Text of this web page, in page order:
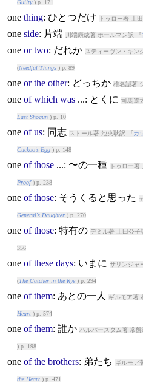
Guilty) p. 171
one thing: ひとつだけ トゥロー著 上
one side: 片端 川端康成著 ホールマン訳 『
one or two: だれか スティーヴン・キン
(Needful Things) p. 89
one or the other: どっちか 椎名誠著
one of which was...: とくに 司馬遼
Last Shogun) p. 10
one of us: 同志 ストール著 池央耿訳 『カ
Cuckoo's Egg) p. 148
one of those...: 〜の一種 トゥロー著
Proof) p. 238
one of those: そうくると思った
General's Daughter) p. 270
one of those: 特有の デミル著 上田公子
356
one of these days: いまに サリンジャ
(The Catcher in the Rye) p. 294
one of them: あとの一人 ギルモア著
Heart) p. 574
one of them: 誰か ハルバースタム著 常盤
) p. 198
one of the brothers: 弟たち ギルモア
the Heart) p. 471